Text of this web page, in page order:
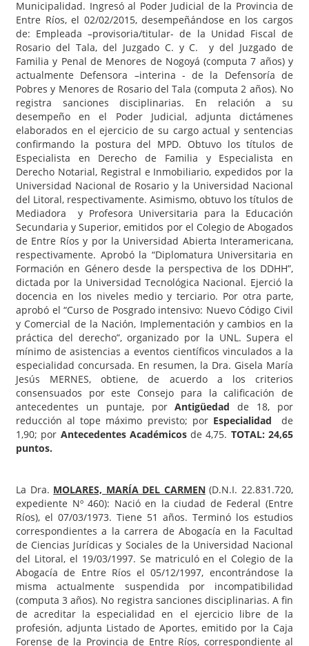
Municipalidad. Ingresó al Poder Judicial de la Provincia de
Entre Ríos, el 02/02/2015, desempeñándose en los cargos
de: Empleada –provisoria/titular- de la Unidad Fiscal de
Rosario del Tala, del Juzgado C. y C. y del Juzgado de
Familia y Penal de Menores de Nogoyá (computa 7 años) y
actualmente Defensora –interina - de la Defensoría de
Pobres y Menores de Rosario del Tala (computa 2 años). No
registra sanciones disciplinarias. En relación a su
desempeño en el Poder Judicial, adjunta dictámenes
elaborados en el ejercicio de su cargo actual y sentencias
confirmando la postura del MPD. Obtuvo los títulos de
Especialista en Derecho de Familia y Especialista en
Derecho Notarial, Registral e Inmobiliario, expedidos por la
Universidad Nacional de Rosario y la Universidad Nacional
del Litoral, respectivamente. Asimismo, obtuvo los títulos de
Mediadora y Profesora Universitaria para la Educación
Secundaria y Superior, emitidos por el Colegio de Abogados
de Entre Ríos y por la Universidad Abierta Interamericana,
respectivamente. Aprobó la “Diplomatura Universitaria en
Formación en Género desde la perspectiva de los DDHH”,
dictada por la Universidad Tecnológica Nacional. Ejerció la
docencia en los niveles medio y terciario. Por otra parte,
aprobó el “Curso de Posgrado intensivo: Nuevo Código Civil
y Comercial de la Nación, Implementación y cambios en la
práctica del derecho”, organizado por la UNL. Supera el
mínimo de asistencias a eventos científicos vinculados a la
especialidad concursada. En resumen, la Dra. Gisela María
Jesús MERNES, obtiene, de acuerdo a los criterios
consensuados por este Consejo para la calificación de
antecedentes un puntaje, porAntigüedadde 18, por
reducción al tope máximo previsto; por Especialidad de
1,90; por Antecedentes Académicosde 4,75. TOTAL: 24,65
puntos.
La Dra. MOLARES, MARÍA DEL CARMEN (D.N.I. 22.831.720,
expediente Nº 460): Nació en la ciudad de Federal (Entre
Ríos), el 07/03/1973. Tiene 51 años. Terminó los estudios
correspondientes a la carrera de Abogacía en la Facultad
de Ciencias Jurídicas y Sociales de la Universidad Nacional
del Litoral, el 19/03/1997. Se matriculó en el Colegio de la
Abogacía de Entre Ríos el 05/12/1997, encontrándose la
misma actualmente suspendida por incompatibilidad
(computa 3 años). No registra sanciones disciplinarias. A fin
de acreditar la especialidad en el ejercicio libre de la
profesión, adjunta Listado de Aportes, emitido por la Caja
Forense de la Provincia de Entre Ríos, correspondiente al